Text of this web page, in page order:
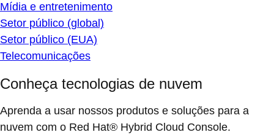
Mídia e entretenimento
Setor público (global)
Setor público (EUA)
Telecomunicações
Conheça tecnologias de nuvem
Aprenda a usar nossos produtos e soluções para a
nuvem com o Red Hat® Hybrid Cloud Console.